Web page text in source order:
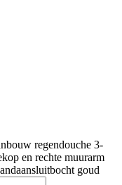
regendouche 3-
en rechte muurarm
goud